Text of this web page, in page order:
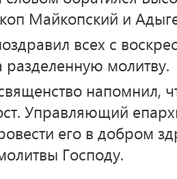
Майкопский и
всех с
разделенную молитву.
напомнил,
Управляющий
его в добром
Господу.